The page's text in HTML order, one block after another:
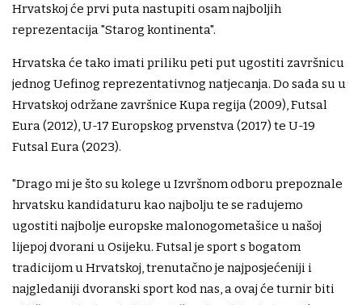
Hrvatskoj će prvi puta nastupiti osam najboljih
reprezentacija "Starog kontinenta".
Hrvatska će tako imati priliku peti put ugostiti završnicu
jednog Uefinog reprezentativnog natjecanja. Do sada su u
Hrvatskoj održane završnice Kupa regija (2009), Futsal
Eura (2012), U-17 Europskog prvenstva (2017) te U-19
Futsal Eura (2023).
"Drago mi je što su kolege u Izvršnom odboru prepoznale
hrvatsku kandidaturu kao najbolju te se radujemo
ugostiti najbolje europske malonogometašice u našoj
lijepoj dvorani u Osijeku. Futsal je sport s bogatom
tradicijom u Hrvatskoj, trenutačno je najposjećeniji i
najgledaniji dvoranski sport kod nas, a ovaj će turnir biti